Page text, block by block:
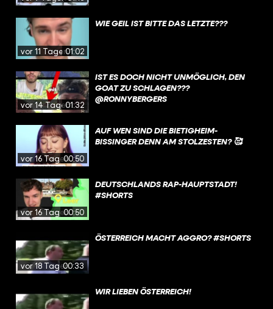
vor 11 Tagen01:02
WIE GEIL IST BITTE DAS LETZTE???
vor 14 Tagen01:32
IST ES DOCH NICHT UNMÖGLICH, DEN
GOAT ZU SCHLAGEN???
@RONNYBERGERS
vor 16 Tagen00:50
AUF WEN SIND DIE BIETIGHEIM-
BISSINGER DENN AM STOLZESTEN? 🥰
vor 16 Tagen00:50
DEUTSCHLANDS RAP-HAUPTSTADT!
#SHORTS
vor 18 Tagen00:33
ÖSTERREICH MACHT AGGRO? #SHORTS
WIR LIEBEN ÖSTERREICH!